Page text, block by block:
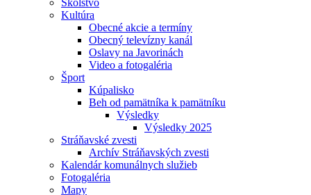
Školstvo
Kultúra
Obecné akcie a termíny
Obecný televízny kanál
Oslavy na Javorinách
Video a fotogaléria
Šport
Kúpalisko
Beh od pamätníka k pamätníku
Výsledky
Výsledky 2025
Stráňavské zvesti
Archív Stráňavských zvesti
Kalendár komunálnych služieb
Fotogaléria
Mapy